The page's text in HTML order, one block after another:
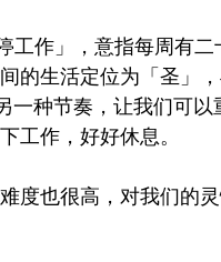
工作」，意指每周有二
的生活定位为「圣」
一种节奏，让我们可以
工作，好好休息。
度也很高，对我们的